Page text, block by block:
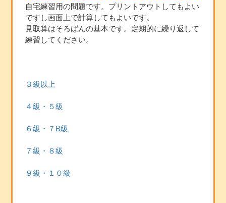
自宅練習用の問題です。プリントアウトしてもよい
ですし画面上で計算してもよいです。
見取算はそろばんの基本です。定期的に繰り返して
練習してください。
３級以上
４級・５級
６級・７B級
７級・８級
９級・１０級